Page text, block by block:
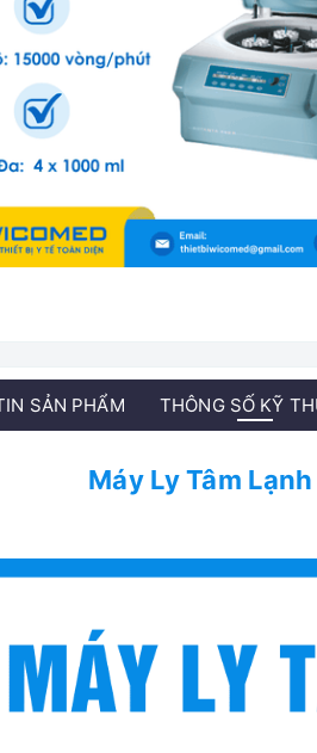
SẢN PHẨM THÔNG SỐ KỸ
Máy Ly Tâm